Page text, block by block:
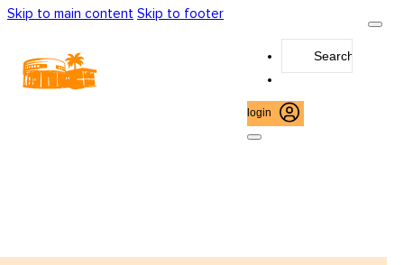
Skip to main content Skip to footer
login